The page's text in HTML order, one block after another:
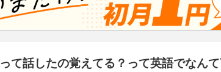
って話したの覚えてる？って英語でなん